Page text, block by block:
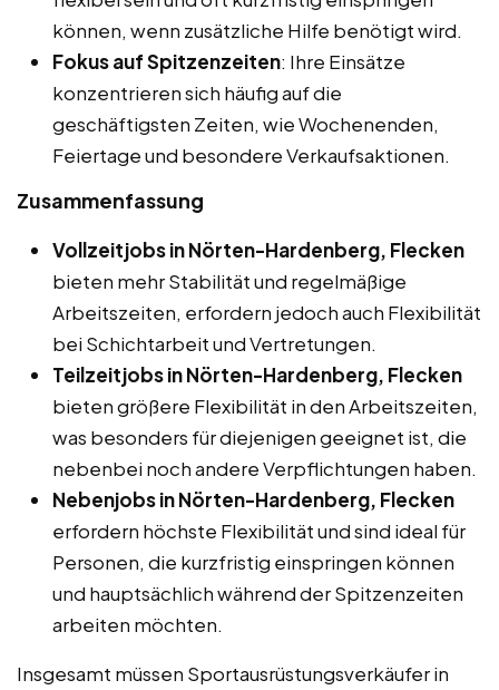
können, wenn zusätzliche Hilfe benötigt wird.
Fokus auf Spitzenzeiten: Ihre Einsätze
konzentrieren sich häufig auf die
geschäftigsten Zeiten, wie Wochenenden,
Feiertage und besondere Verkaufsaktionen.
Zusammenfassung
Vollzeitjobs in Nörten-Hardenberg, Flecken
bieten mehr Stabilität und regelmäßige
Arbeitszeiten, erfordern jedoch auch Flexibilität
bei Schichtarbeit und Vertretungen.
Teilzeitjobs in Nörten-Hardenberg, Flecken
bieten größere Flexibilität in den Arbeitszeiten,
was besonders für diejenigen geeignet ist, die
nebenbei noch andere Verpflichtungen haben.
Nebenjobs in Nörten-Hardenberg, Flecken
erfordern höchste Flexibilität und sind ideal für
Personen, die kurzfristig einspringen können
und hauptsächlich während der Spitzenzeiten
arbeiten möchten.
Insgesamt müssen Sportausrüstungsverkäufer in